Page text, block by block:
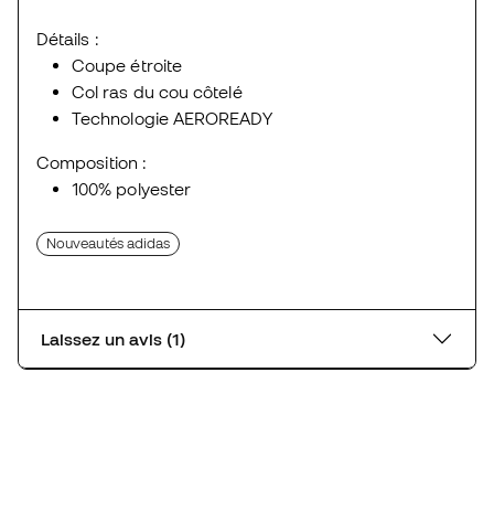
Détails :
Coupe étroite
Col ras du cou côtelé
Technologie AEROREADY
Composition :
100% polyester
Nouveautés adidas
Laissez un avis (1)